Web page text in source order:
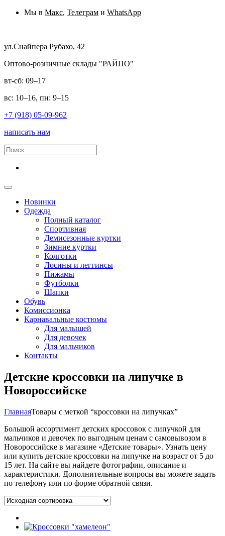
Мы в Макс, Телеграм и WhatsApp
ул.Снайпера Рубахо, 42
Оптово-розничные склады "РАЙПО"
вт-сб: 09–17
вс: 10–16, пн: 9–15
+7 (918) 05-09-962
написать нам
Новинки
Одежда
Полный каталог
Спортивная
Демисезонные куртки
Зимние куртки
Колготки
Лосины и леггинсы
Пижамы
Футболки
Шапки
Обувь
Комиссионка
Карнавальные костюмы
Для малышей
Для девочек
Для мальчиков
Контакты
Детские кроссовки на липучке в
Новороссийске
ГлавнаяТовары с меткой “кроссовки на липучках”
Большой ассортимент детских кроссовок с липучкой для
мальчиков и девочек по выгодным ценам с самовывозом в
Новороссийске в магазине «Детские товары». Узнать цену
или купить детские кроссовки на липучке на возраст от 5 до
15 лет. На сайте вы найдете фотографии, описание и
характеристики. Дополнительные вопросы вы можете задать
по телефону или по форме обратной связи.